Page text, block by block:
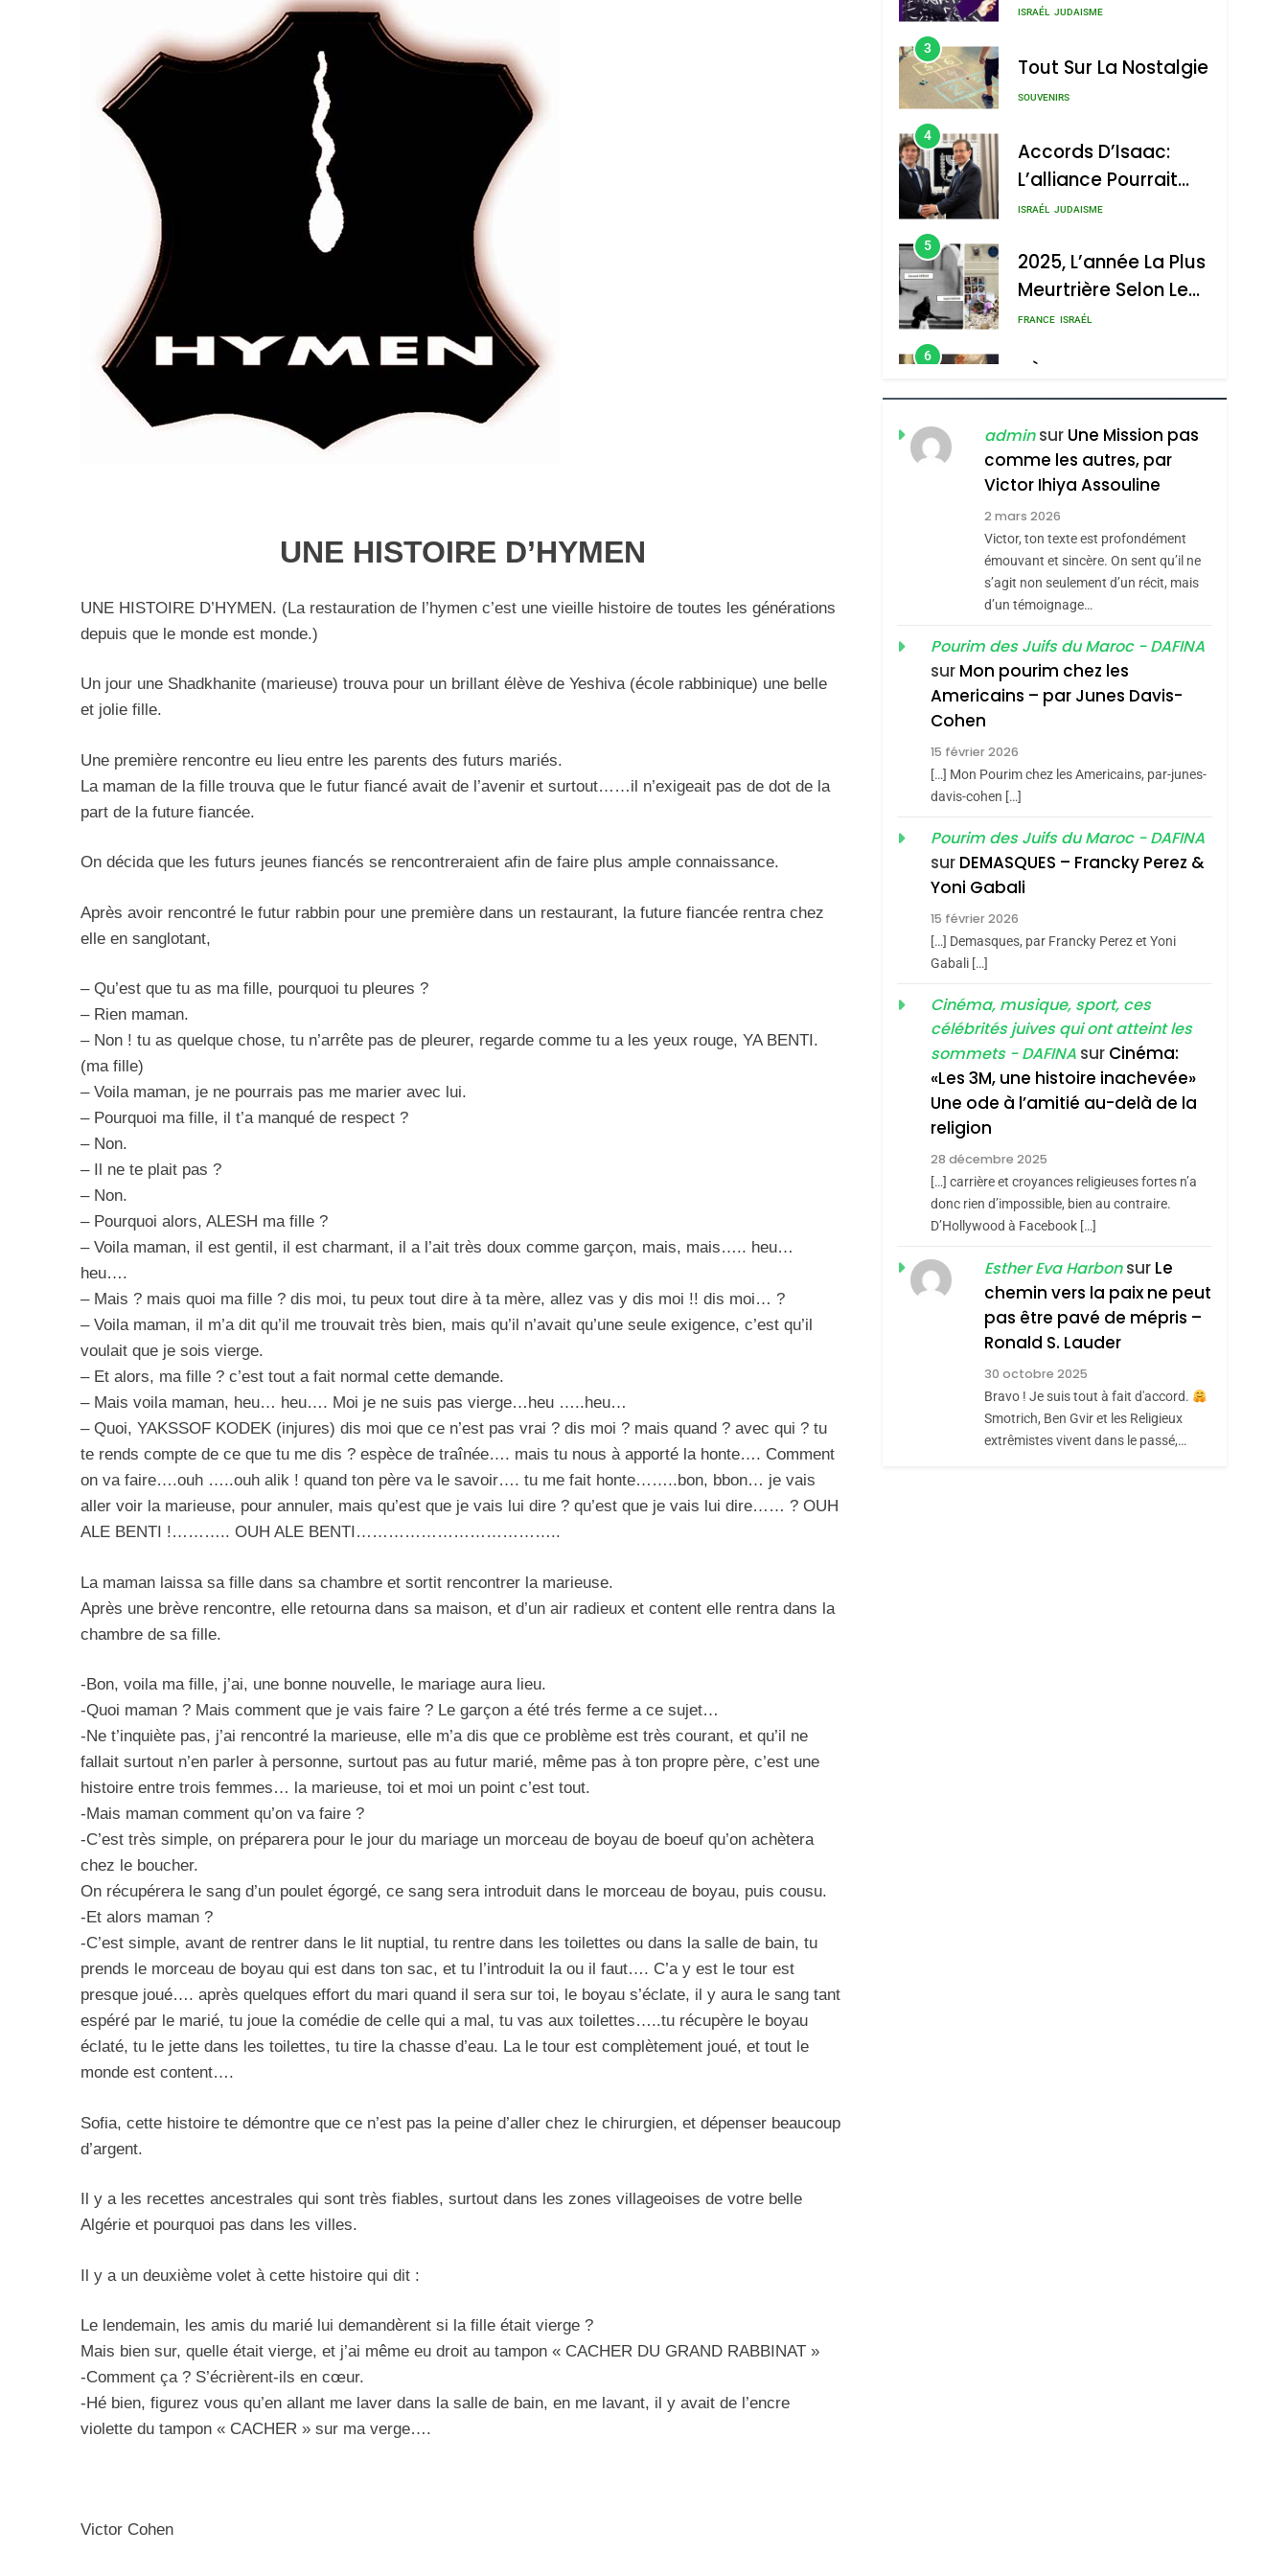
UNE HISTOIRE D’HYMEN
UNE HISTOIRE D’HYMEN. (La restauration de l’hymen c’est une vieille histoire de toutes les générations
depuis que le monde est monde.)
Un jour une Shadkhanite (marieuse) trouva pour un brillant élève de Yeshiva (école rabbinique) une belle
et jolie fille.
Une première rencontre eu lieu entre les parents des futurs mariés.
La maman de la fille trouva que le futur fiancé avait de l’avenir et surtout……il n’exigeait pas de dot de la
part de la future fiancée.
On décida que les futurs jeunes fiancés se rencontreraient afin de faire plus ample connaissance.
Après avoir rencontré le futur rabbin pour une première dans un restaurant, la future fiancée rentra chez
elle en sanglotant,
– Qu’est que tu as ma fille, pourquoi tu pleures ?
– Rien maman.
– Non ! tu as quelque chose, tu n’arrête pas de pleurer, regarde comme tu a les yeux rouge, YA BENTI.
(ma fille)
– Voila maman, je ne pourrais pas me marier avec lui.
– Pourquoi ma fille, il t’a manqué de respect ?
– Non.
– Il ne te plait pas ?
– Non.
– Pourquoi alors, ALESH ma fille ?
– Voila maman, il est gentil, il est charmant, il a l’ait très doux comme garçon, mais, mais….. heu…
heu….
– Mais ? mais quoi ma fille ? dis moi, tu peux tout dire à ta mère, allez vas y dis moi !! dis moi… ?
– Voila maman, il m’a dit qu’il me trouvait très bien, mais qu’il n’avait qu’une seule exigence, c’est qu’il
voulait que je sois vierge.
– Et alors, ma fille ? c’est tout a fait normal cette demande.
– Mais voila maman, heu… heu…. Moi je ne suis pas vierge…heu …..heu…
– Quoi, YAKSSOF KODEK (injures) dis moi que ce n’est pas vrai ? dis moi ? mais quand ? avec qui ? tu
te rends compte de ce que tu me dis ? espèce de traînée…. mais tu nous à apporté la honte…. Comment
on va faire….ouh …..ouh alik ! quand ton père va le savoir…. tu me fait honte……..bon, bbon… je vais
aller voir la marieuse, pour annuler, mais qu’est que je vais lui dire ? qu’est que je vais lui dire…… ? OUH
ALE BENTI !……….. OUH ALE BENTI………………………………..
La maman laissa sa fille dans sa chambre et sortit rencontrer la marieuse.
Après une brève rencontre, elle retourna dans sa maison, et d’un air radieux et content elle rentra dans la
chambre de sa fille.
-Bon, voila ma fille, j’ai, une bonne nouvelle, le mariage aura lieu.
-Quoi maman ? Mais comment que je vais faire ? Le garçon a été trés ferme a ce sujet…
-Ne t’inquiète pas, j’ai rencontré la marieuse, elle m’a dis que ce problème est très courant, et qu’il ne
fallait surtout n’en parler à personne, surtout pas au futur marié, même pas à ton propre père, c’est une
histoire entre trois femmes… la marieuse, toi et moi un point c’est tout.
-Mais maman comment qu’on va faire ?
-C’est très simple, on préparera pour le jour du mariage un morceau de boyau de boeuf qu’on achètera
chez le boucher.
On récupérera le sang d’un poulet égorgé, ce sang sera introduit dans le morceau de boyau, puis cousu.
-Et alors maman ?
-C’est simple, avant de rentrer dans le lit nuptial, tu rentre dans les toilettes ou dans la salle de bain, tu
prends le morceau de boyau qui est dans ton sac, et tu l’introduit la ou il faut…. C’a y est le tour est
presque joué…. après quelques effort du mari quand il sera sur toi, le boyau s’éclate, il y aura le sang tant
espéré par le marié, tu joue la comédie de celle qui a mal, tu vas aux toilettes…..tu récupère le boyau
éclaté, tu le jette dans les toilettes, tu tire la chasse d’eau. La le tour est complètement joué, et tout le
monde est content….
Sofia, cette histoire te démontre que ce n’est pas la peine d’aller chez le chirurgien, et dépenser beaucoup
d’argent.
Il y a les recettes ancestrales qui sont très fiables, surtout dans les zones villageoises de votre belle
Algérie et pourquoi pas dans les villes.
Il y a un deuxième volet à cette histoire qui dit :
Le lendemain, les amis du marié lui demandèrent si la fille était vierge ?
Mais bien sur, quelle était vierge, et j’ai même eu droit au tampon « CACHER DU GRAND RABBINAT »
-Comment ça ? S’écrièrent-ils en cœur.
-Hé bien, figurez vous qu’en allant me laver dans la salle de bain, en me lavant, il y avait de l’encre
violette du tampon « CACHER » sur ma verge….
Victor Cohen
Nouvelle Chanson De
ISRAÉL JUDAISME
3
Tout Sur La Nostalgie
SOUVENIRS
4
Accords D’Isaac:
L’alliance Pourrait
S’étendre À 13 Pays
ISRAÉL JUDAISME
5
2025, L’année La Plus
Meurtrière Selon Le
Rapport D’ADL
FRANCE ISRAÉL
6
FIÈRE, DIGNE ET
RÉSILIENTE :
POURQUOI JE
REVENDIQUE MA
JUDAÏTE Par Thérèse
Zrihen-Dvir
ISRAÉL JUDAISME
CE QUI NOUS
MANQUE – Jacques
Hadida
JUDAISME
Maroc : Les Amandes
De Tafraout, Le Miel
De Tadla Azilal
Consacrés Produits
Du Terroir
DAFINA MAROC
Oeil Ravageur –
2
Dis Guerre»: La
Nouvelle Chanson De
Boy George
ISRAÉL JUDAISME
Accords D’Isaac:
L’alliance Pourrait
S’étendre À 13 Pays
D’Amérique Latine
ISRAÉL JUDAISME
5
Meurtrière Selon Le
Rapport D’ADL
Contre
L’antisémitisme
FRANCE ISRAÉL
FIÈRE, DIGNE ET
RÉSILIENTE :
POURQUOI JE
REVENDIQUE MA
JUDAÏTE Par Thérèse
Zrihen-Dvir
ISRAÉL JUDAISME
CE QUI NOUS
MANQUE – Jacques
Hadida
JUDAISME
Maroc : Les Amandes
adminsur Une Mission pas
comme les autres, par
Victor Ihiya Assouline
2 mars 2026
Victor, ton texte est profondément
émouvant et sincère. On sent qu’il ne
s’agit non seulement d’un récit, mais
d’un témoignage…
Pourim des Juifs du Maroc - DAFINA
sur Mon pourim chez les
Americains – par Junes Davis-
Cohen
15 février 2026
[…] Mon Pourim chez les Americains, par-junes-
davis-cohen […]
Pourim des Juifs du Maroc - DAFINA
sur DEMASQUES – Francky Perez &
Yoni Gabali
15 février 2026
[…] Demasques, par Francky Perez et Yoni
Gabali […]
Cinéma, musique, sport, ces
célébrités juives qui ont atteint les
sommets - DAFINA sur Cinéma:
«Les 3M, une histoire inachevée»
Une ode à l’amitié au-delà de la
religion
28 décembre 2025
[…] carrière et croyances religieuses fortes n’a
donc rien d’impossible, bien au contraire.
D’Hollywood à Facebook […]
Esther Eva Harbonsur Le
chemin vers la paix ne peut
pas être pavé de mépris –
Ronald S. Lauder
30 octobre 2025
Bravo ! Je suis tout à fait d'accord.
Smotrich, Ben Gvir et les Religieux
extrêmistes vivent dans le passé,…
2025, L’année La Plus Meurtrière Selon Le Rapport D’ADL Contre L’antisémitisme